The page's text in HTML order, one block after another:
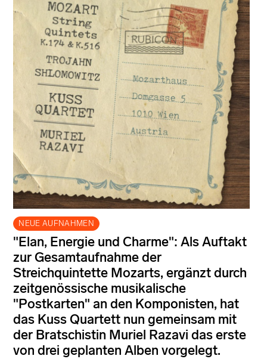
NEUE AUFNAHMEN
"Elan, Energie und Charme": Als Auftakt
zur Gesamtaufnahme der
Streichquintette Mozarts, ergänzt durch
zeitgenössische musikalische
"Postkarten" an den Komponisten, hat
das Kuss Quartett nun gemeinsam mit
der Bratschistin Muriel Razavi das erste
von drei geplanten Alben vorgelegt.